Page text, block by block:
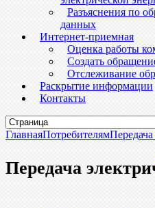
Разъяснения по
данных
Интернет-приемная
Оценка работы
Создать
Отслеживание
Раскрытие информации
Контакты
ГлавнаяПотребителям
Передача